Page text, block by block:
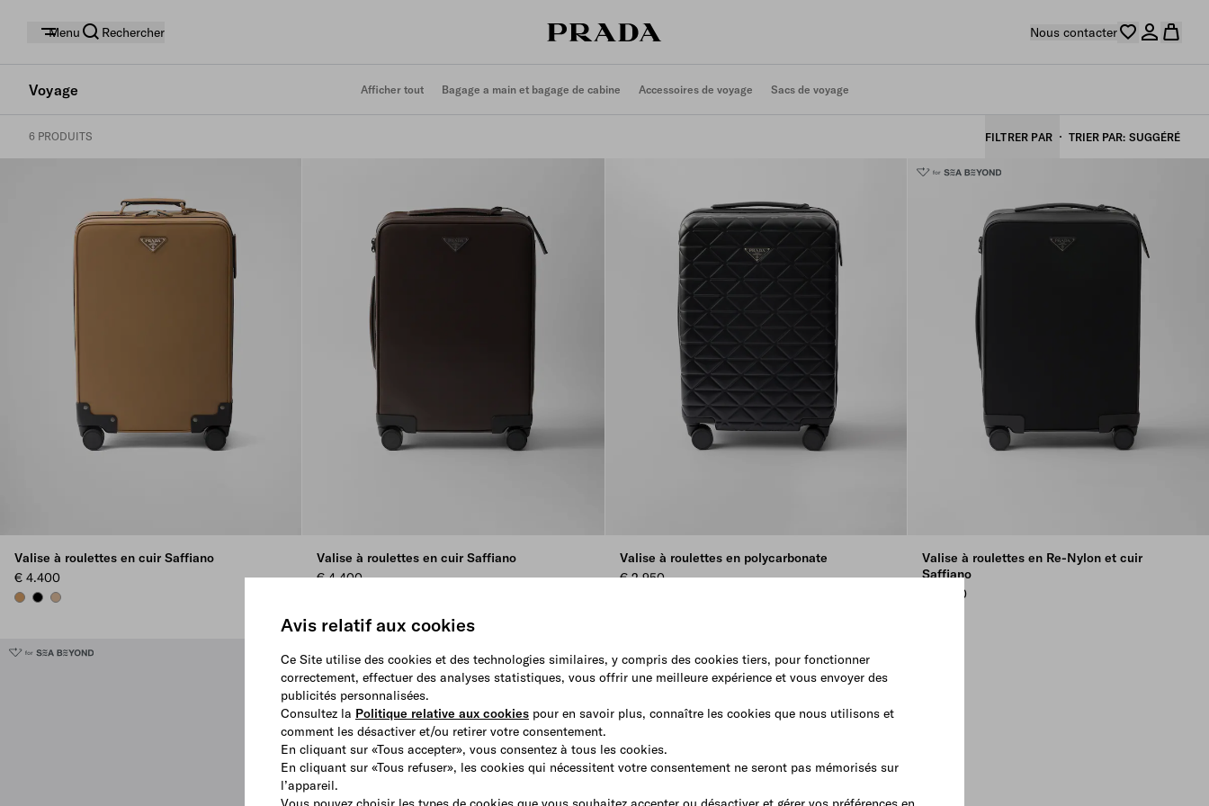
Avis relatif aux cookies
Ce Site utilise des cookies et des technologies similaires, y compris des cookies tiers, pour fonctionner
correctement, effectuer des analyses statistiques, vous offrir une meilleure expérience et vous envoyer des
publicités personnalisées.
Consultez la Politique relative aux cookies pour en savoir plus, connaître les cookies que nous utilisons et
comment les désactiver et/ou retirer votre consentement.
En cliquant sur «Tous accepter», vous consentez à tous les cookies.
En cliquant sur «Tous refuser», les cookies qui nécessitent votre consentement ne seront pas mémorisés sur
l’appareil.
Menu Rechercher Nous contacter
Voyage Afficher tout Bagage a main et bagage de cabine Accessoires de voyage Sacs de voyage
6 PRODUITS FILTRER PAR TRIER PAR SUGGÉRÉ
Valise à roulettes en cuir Saffiano
€ 4.400
CARAMEL
BLACKSAND BEIGE
Valise à roulettes en cuir Saffiano
€ 4.400
Valise à roulettes en polycarbonate
€ 2.950
Valise à roulettes en Re-Nylon et cuir
Saffiano
€ 2.950